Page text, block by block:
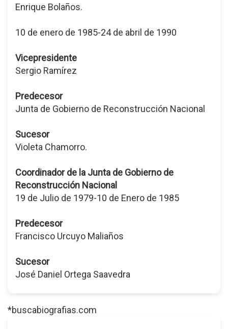
Enrique Bolaños.
10 de enero de 1985-24 de abril de 1990
Vicepresidente
Sergio Ramírez
Predecesor
Junta de Gobierno de Reconstrucción Nacional
Sucesor
Violeta Chamorro.
Coordinador de la Junta de Gobierno de
Reconstrucción Nacional
19 de Julio de 1979-10 de Enero de 1985
Predecesor
Francisco Urcuyo Maliaños
Sucesor
José Daniel Ortega Saavedra
*buscabiografias.com